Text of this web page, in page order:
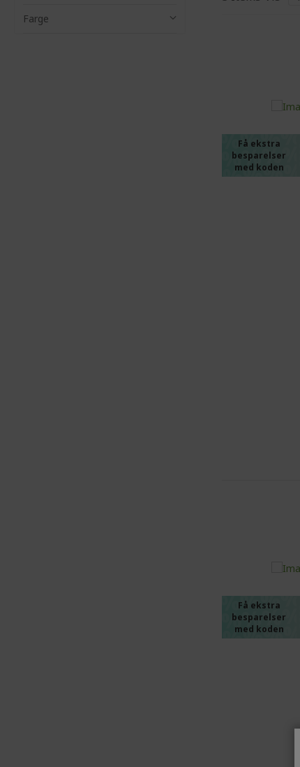
Få ekstra
besparelser
med koden
Få ekstra
besparelser
med koden
Farge